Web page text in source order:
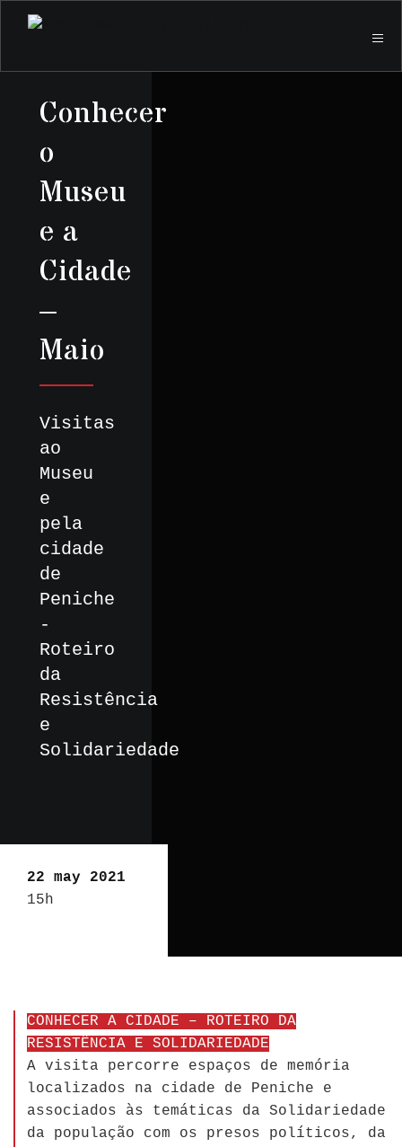
Conhecer
o
Museu
e a
Cidade
–
Maio
Visitas
ao
Museu
e
pela
cidade
de
Peniche
-
Roteiro
da
Resistência
e
Solidariedade
22 may 2021
15h
CONHECER A CIDADE – ROTEIRO DA
RESISTÊNCIA E SOLIDARIEDADE
A visita percorre espaços de memória
localizados na cidade de Peniche e
associados às temáticas da Solidariedade
da população com os presos políticos, da